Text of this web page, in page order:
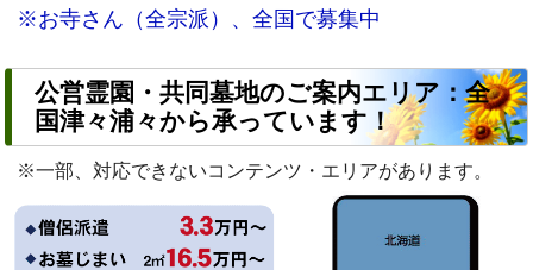
※お寺さん（全宗派）、全国で募集中
公営霊園・共同墓地のご案内エリア：全
国津々浦々から承っています！
※一部、対応できないコンテンツ・エリアがあります。